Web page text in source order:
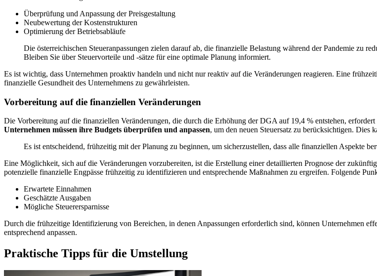
Überprüfung und Anpassung der Preisgestaltung
Neubewertung der Kostenstrukturen
Optimierung der Betriebsabläufe
Die österreichischen Steueranpassungen zielen darauf ab, die finanzielle Belastung während der Pandemie zu
Bleiben Sie über Steuervorteile und -sätze für eine optimale Planung informiert.
Es ist wichtig, dass Unternehmen proaktiv handeln und nicht nur reaktiv auf die Veränderungen reagieren. Eine
finanzielle Gesundheit des Unternehmens zu gewährleisten.
Vorbereitung auf die finanziellen Veränderungen
Die Vorbereitung auf die finanziellen Veränderungen, die durch die Erhöhung der DGA auf 19,4 % entstehen,
Unternehmen müssen ihre Budgets überprüfen und anpassen, um den neuen Steuersatz zu berücksichtigen. Dies
Es ist entscheidend, frühzeitig mit der Planung zu beginnen, um sicherzustellen, dass alle finanziellen Aspekte
Eine Möglichkeit, sich auf die Veränderungen vorzubereiten, ist die Erstellung einer detaillierten Prognose der
potenzielle finanzielle Engpässe frühzeitig zu identifizieren und entsprechende Maßnahmen zu ergreifen. Folgende
Erwartete Einnahmen
Geschätzte Ausgaben
Mögliche Steuerersparnisse
Durch die frühzeitige Identifizierung von Bereichen, in denen Anpassungen erforderlich sind, können Unternehmen
entsprechend anpassen.
Praktische Tipps für die Umstellung